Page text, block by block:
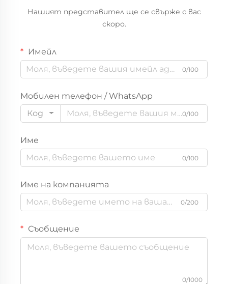
Нашият представител ще се свърже с вас
скоро.
Имейл
0/100
Мобилен телефон / WhatsApp
Код
0/100
Име
0/100
Име на компанията
0/200
Съобщение
0/1000